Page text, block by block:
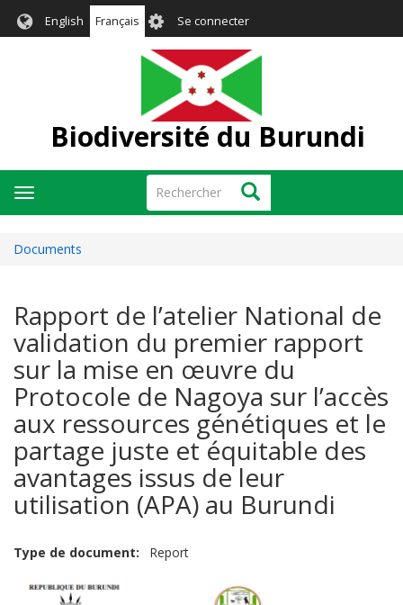
English Français User
account
menu
Se connecter
Biodiversité du Burundi
Rechercher Rechercher
Toggle
navigation
Documents
Rapport de l’atelier National de
validation du premier rapport
sur la mise en œuvre du
Protocole de Nagoya sur l’accès
aux ressources génétiques et le
partage juste et équitable des
avantages issus de leur
utilisation (APA) au Burundi
Type de document Report